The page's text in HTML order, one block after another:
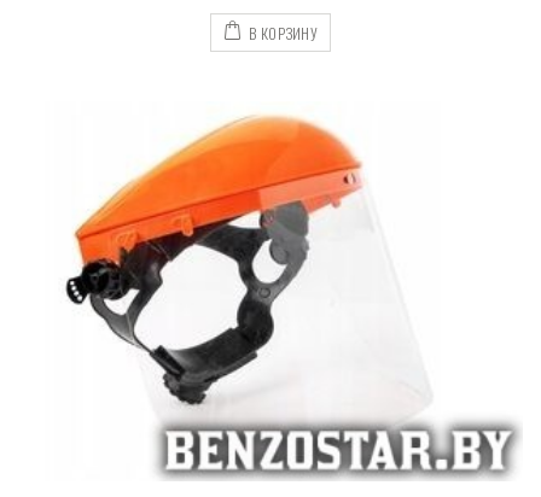
В КОРЗИНУ